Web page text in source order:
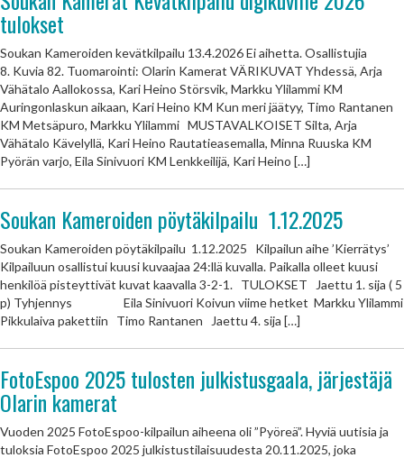
tulokset
Soukan Kameroiden kevätkilpailu 13.4.2026 Ei aihetta. Osallistujia
8. Kuvia 82. Tuomarointi: Olarin Kamerat VÄRIKUVAT Yhdessä, Arja
Vähätalo Aallokossa, Kari Heino Störsvik, Markku Ylilammi KM
Auringonlaskun aikaan, Kari Heino KM Kun meri jäätyy, Timo Rantanen
KM Metsäpuro, Markku Ylilammi MUSTAVALKOISET Silta, Arja
Vähätalo Kävelyllä, Kari Heino Rautatieasemalla, Minna Ruuska KM
Pyörän varjo, Eila Sinivuori KM Lenkkeilijä, Kari Heino […]
Soukan Kameroiden pöytäkilpailu 1.12.2025
Soukan Kameroiden pöytäkilpailu 1.12.2025 Kilpailun aihe ’Kierrätys’
Kilpailuun osallistui kuusi kuvaajaa 24:llä kuvalla. Paikalla olleet kuusi
henkilöä pisteyttivät kuvat kaavalla 3-2-1. TULOKSET Jaettu 1. sija ( 5
p) Tyhjennys Eila Sinivuori Koivun viime hetket Markku Ylilammi
Pikkulaiva pakettiin Timo Rantanen Jaettu 4. sija […]
FotoEspoo 2025 tulosten julkistusgaala, järjestäjä
Olarin kamerat
Vuoden 2025 FotoEspoo-kilpailun aiheena oli ”Pyöreä”. Hyviä uutisia ja
tuloksia FotoEspoo 2025 julkistustilaisuudesta 20.11.2025, joka